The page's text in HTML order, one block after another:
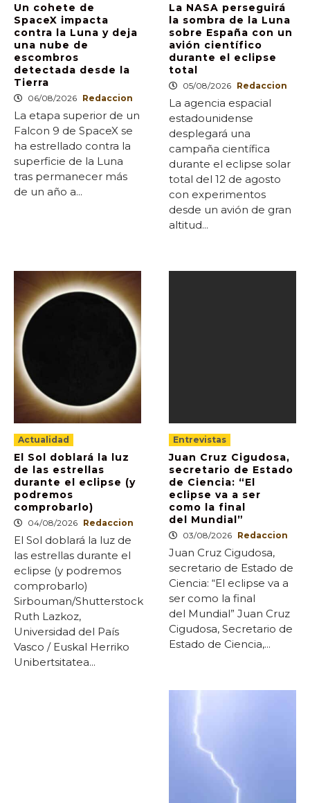
Un cohete de
SpaceX impacta
contra la Luna y deja
una nube de
escombros
detectada desde la
Tierra
06/08/2026 Redaccion
La etapa superior de un
Falcon 9 de SpaceX se
ha estrellado contra la
superficie de la Luna
tras permanecer más
de un año a...
La NASA perseguirá
la sombra de la Luna
sobre España con un
avión científico
durante el eclipse
total
05/08/2026 Redaccion
La agencia espacial
estadounidense
desplegará una
campaña científica
durante el eclipse solar
total del 12 de agosto
con experimentos
desde un avión de gran
altitud...
Actualidad
El Sol doblará la luz
de las estrellas
durante el eclipse (y
podremos
comprobarlo)
04/08/2026 Redaccion
El Sol doblará la luz de
las estrellas durante el
eclipse (y podremos
comprobarlo)
Sirbouman/Shutterstock
Ruth Lazkoz,
Universidad del País
Vasco / Euskal Herriko
Unibertsitatea...
Entrevistas
Juan Cruz Cigudosa,
secretario de Estado
de Ciencia: “El
eclipse va a ser
como la final
del Mundial”
03/08/2026 Redaccion
Juan Cruz Cigudosa,
secretario de Estado de
Ciencia: “El eclipse va a
ser como la final
del Mundial” Juan Cruz
Cigudosa, Secretario de
Estado de Ciencia,...